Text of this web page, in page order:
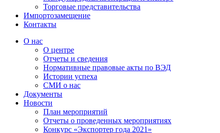
Торговые представительства
Импортозамещение
Контакты
О нас
О центре
Отчеты и сведения
Нормативные правовые акты по ВЭД
Истории успеха
СМИ о нас
Документы
Новости
План мероприятий
Отчеты о проведенных мероприятиях
Конкурс «Экспортер года 2021»